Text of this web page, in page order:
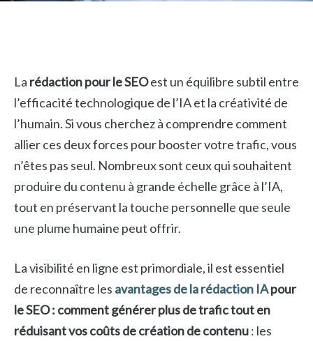
La rédaction pour le SEOest un équilibre subtil entre
l’efficacité technologique de l’IA et la créativité de
l’humain. Si vous cherchez à comprendre comment
allier ces deux forces pour booster votre trafic, vous
n’êtes pas seul. Nombreux sont ceux qui souhaitent
produire du contenu à grande échelle grâce à l’IA,
tout en préservant la touche personnelle que seule
une plume humaine peut offrir.
La visibilité en ligne est primordiale, il est essentiel
de reconnaître les avantages de la rédaction IApour
le SEO : comment générer plus de trafic tout en
réduisant vos coûts de création de contenu: les